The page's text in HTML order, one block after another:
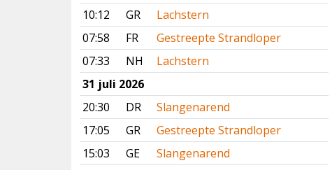
10:12
GR
Lachstern
07:58
FR
Gestreepte Strandloper
07:33
NH
Lachstern
31 juli 2026
20:30
DR
Slangenarend
17:05
GR
Gestreepte Strandloper
15:03
GE
Slangenarend